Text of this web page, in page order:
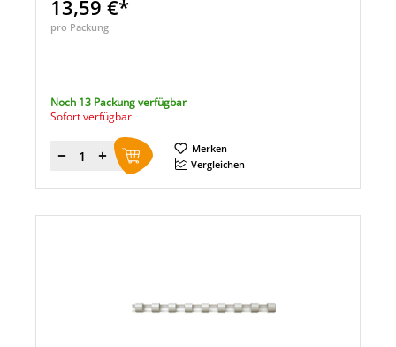
13,59 €*
pro Packung
Noch 13 Packung verfügbar
Sofort verfügbar
Menge
Merken
Vergleichen